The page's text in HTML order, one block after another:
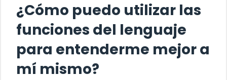
¿Cómo puedo utilizar las
funciones del lenguaje
para entenderme mejor a
mí mismo?